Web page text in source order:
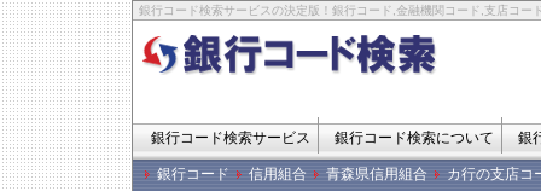
銀行コード検索サービスの決定版！銀行コード,金融機関コード,支店コー
銀行コード検索サービス 銀行コード検索について 銀
銀行コード 信用組合 青森県信用組合 カ行の支店コ